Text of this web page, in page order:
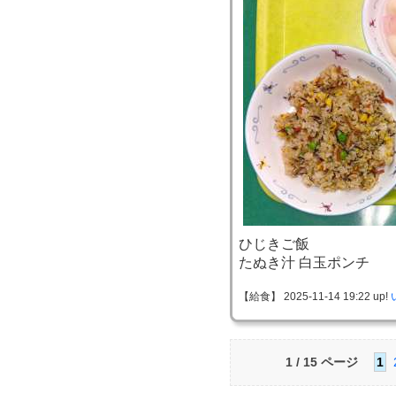
ひじきご飯
たぬき汁 白玉ポンチ
【給食】 2025-11-14 19:22 up!
1 / 15 ページ 1